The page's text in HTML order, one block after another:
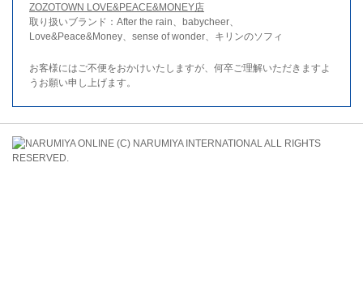
ZOZOTOWN LOVE&PEACE&MONEY店
取り扱いブランド：After the rain、babycheer、
Love&Peace&Money、sense of wonder、キリンのソフィ
お客様にはご不便をおかけいたしますが、何卒ご理解いただきますよ
うお願い申し上げます。